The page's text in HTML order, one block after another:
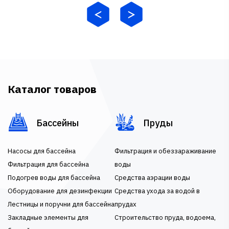
Каталог товаров
Бассейны
Насосы для бассейна
Фильтрация для бассейна
Подогрев воды для бассейна
Оборудование для дезинфекции
Лестницы и поручни для бассейна
Закладные элементы для
Пруды
Фильтрация и обеззараживание
воды
Средства аэрации воды
Средства ухода за водой в
прудах
Строительство пруда, водоема,